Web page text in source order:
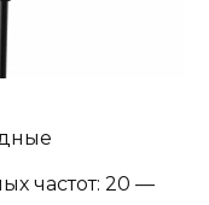
частот: 20 —